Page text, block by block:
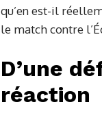
qu’en est-il
le match contre
D’une
réaction